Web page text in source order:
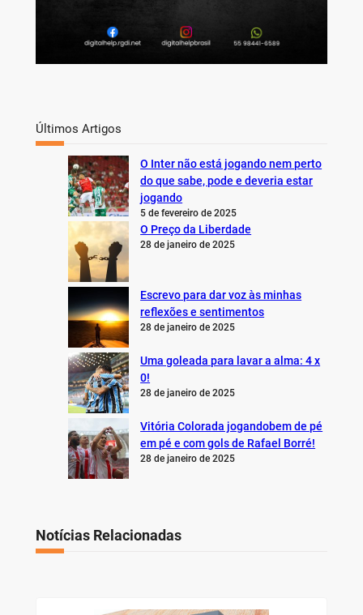
Últimos Artigos
O Inter não está jogando nem perto
do que sabe, pode e deveria estar
jogando
5 de fevereiro de 2025
O Preço da Liberdade
28 de janeiro de 2025
Escrevo para dar voz às minhas
reflexões e sentimentos
28 de janeiro de 2025
Uma goleada para lavar a alma: 4 x
0!
28 de janeiro de 2025
Vitória Colorada jogandobem de pé
em pé e com gols de Rafael Borré!
28 de janeiro de 2025
Notícias Relacionadas